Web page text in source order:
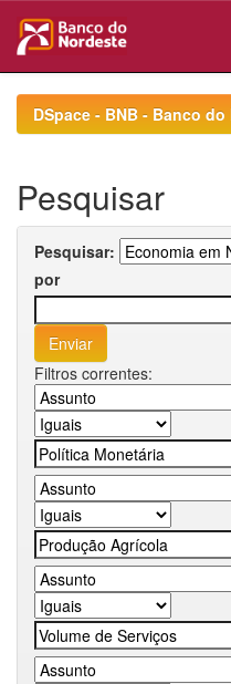
navigationDSpace - BNB - Banco
Pesquisar
Pesquisar:
por
Filtros correntes: